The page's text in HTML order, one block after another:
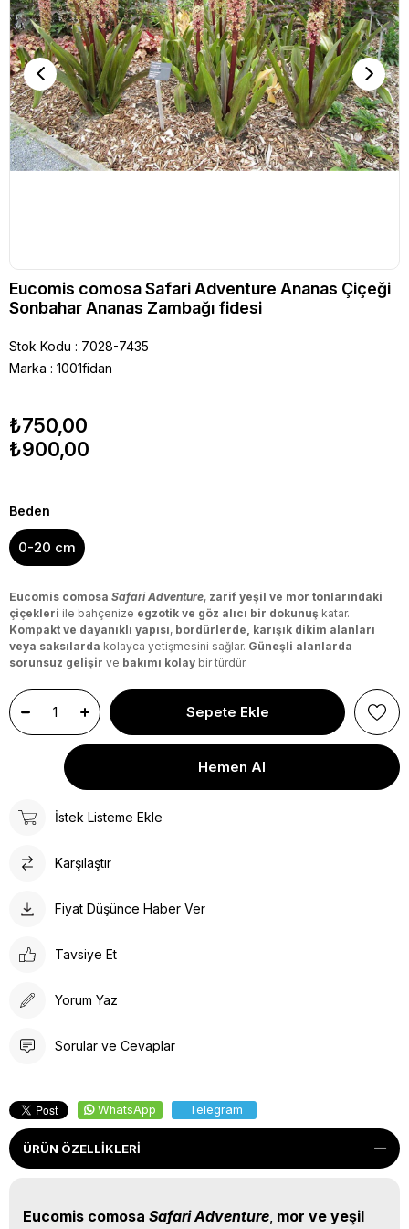
Eucomis comosa Safari Adventure Ananas Çiçeği
Sonbahar Ananas Zambağı fidesi
Stok Kodu
7028-7435
Marka : 1001fidan
₺750,00
₺900,00
Beden
0-20 cm
Eucomis comosa Safari Adventure, zarif yeşil ve mor tonlarındaki
çiçekleri ile bahçenize egzotik ve göz alıcı bir dokunuş katar.
Kompakt ve dayanıklı yapısı, bordürlerde, karışık dikim alanları
veya saksılarda kolayca yetişmesini sağlar. Güneşli alanlarda
sorunsuz gelişir ve bakımı kolay bir türdür.
İstek Listeme Ekle
Karşılaştır
Fiyat Düşünce Haber Ver
Tavsiye Et
Yorum Yaz
Sorular ve Cevaplar
WhatsApp Telegram
ÜRÜN ÖZELLIKLERI
Eucomis comosa Safari Adventure mor ve yeşil